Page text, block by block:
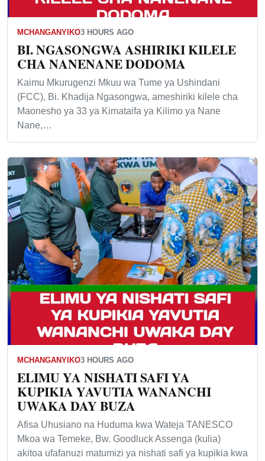
MCHANGANYIKO3 HOURS AGO
BI. NGASONGWA ASHIRIKI KILELE
CHA NANENANE DODOMA
Kaimu Mkurugenzi Mkuu wa Tume ya Ushindani
(FCC), Bi. Khadija Ngasongwa, ameshiriki kilele cha
Maonesho ya 33 ya Kimataifa ya Kilimo ya Nane
Nane,…
MCHANGANYIKO3 HOURS AGO
ELIMU YA NISHATI SAFI YA
KUPIKIA YAVUTIA WANANCHI
UWAKA DAY BUZA
Afisa Uhusiano na Huduma kwa Wateja TANESCO
Mkoa wa Temeke, Bw. Goodluck Assenga (kulia)
akitoa ufafanuzi matumizi ya nishati safi ya kupikia kwa